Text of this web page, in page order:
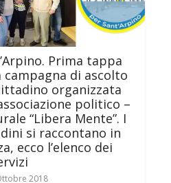
Prima tappa
campagna di ascolto
organizzata
politico –
“Libera Mente”. I
si raccontano in
ecco l’elenco dei
2018